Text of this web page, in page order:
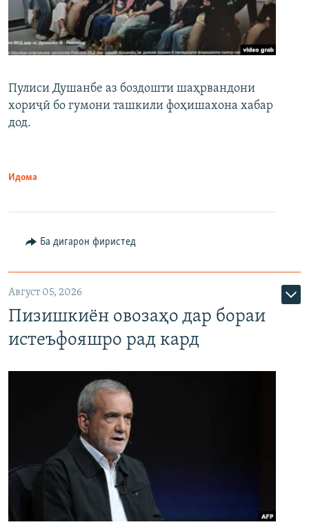
Пулиси Душанбе аз боздошти шаҳрвандони
хориҷӣ бо гумони ташкили фоҳишахона хабар
дод.
Идома
Ба дигарон фиристед
Август 05, 2026
Пизишкиён овозаҳо дар бораи
истеъфояшро рад кард